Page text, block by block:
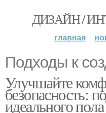
ДИЗАЙН /
главная
Подходы к
Улучшайте
безопасность:
идеального